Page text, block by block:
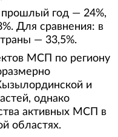
год — 24%,
Для сравнения: в
— 33,5%.
МСП по региону
и
однако
активных МСП в
областях.